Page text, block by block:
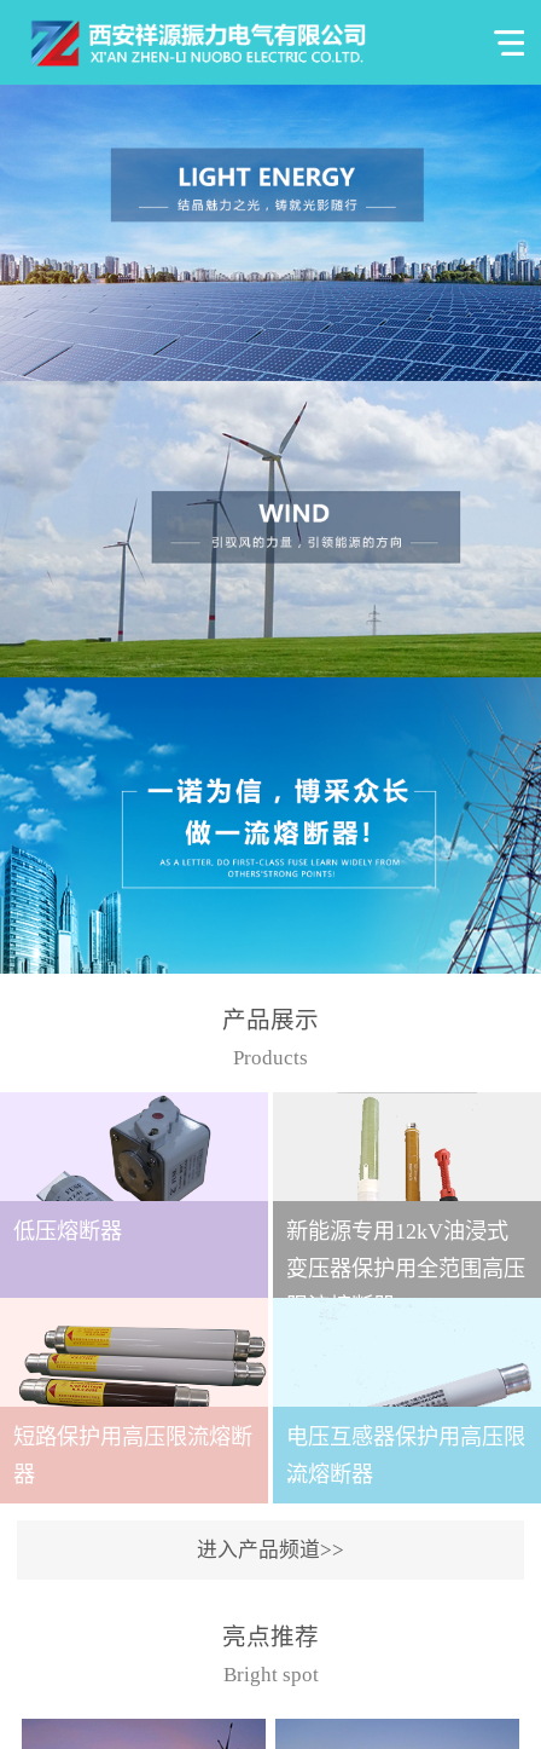
产品展示
Products
低压熔断器
新能源专用12kV油浸式
变压器保护用全范围高压
...
XRNT3A-12变压器保护用
全范围高压限流熔断器(以
下简称熔断器)。本产品适
用于交流50～60Hz,额定电
压12kV的电力系统中，作
件。其主要安装于12kV的
美式箱变中，可与其它电
短路保护用高压限流熔断
器
电压互感器保护用高压限
流熔断器
...
40.5kV系统作为电压互感
器的过载及短路保护用。
进入产品频道>>
亮点推荐
Bright spot